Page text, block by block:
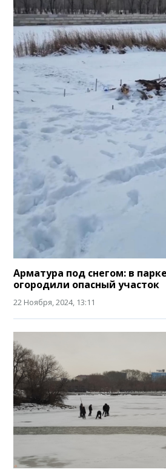
Арматура под снегом: в
огородили опасный участок
22 Ноября, 2024, 13:11